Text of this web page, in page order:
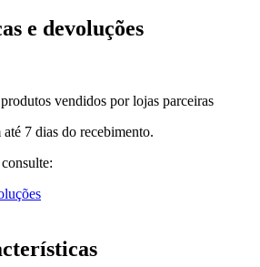
e devoluções
vendidos por lojas parceiras
7 dias do recebimento.